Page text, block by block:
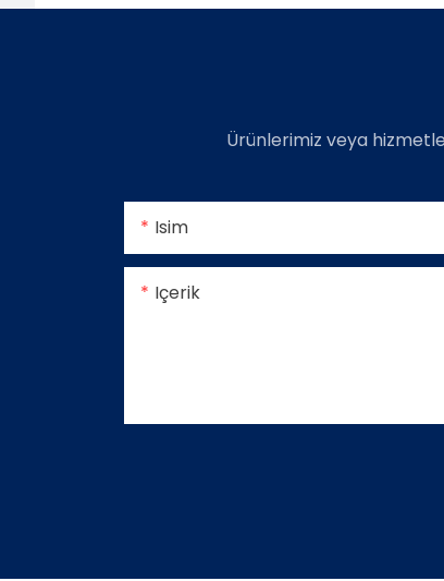
Ürünlerimiz veya
Isim
Içerik